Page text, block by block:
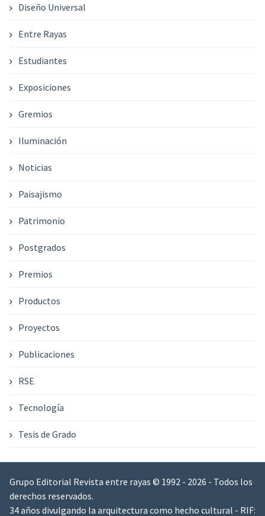
Diseño Universal
Entre Rayas
Estudiantes
Exposiciones
Gremios
Iluminación
Noticias
Paisajismo
Patrimonio
Postgrados
Premios
Productos
Proyectos
Publicaciones
RSE
Tecnología
Tesis de Grado
Grupo Editorial Revista entre rayas © 1992 - 2026 - Todos los
derechos reservados.
34 años divulgando la arquitectura como hecho cultural - RIF: